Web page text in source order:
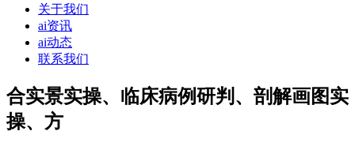
关于我们
ai资讯
ai动态
联系我们
合实景实操、临床病例研判、剖解画图实
操、方